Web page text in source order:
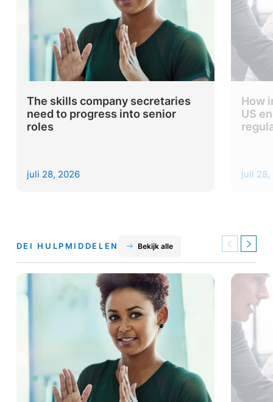
The skills company secretaries
need to progress into senior
roles
juli 28, 2026
How
US
juli 28,
DEI HULPMIDDELEN Bekijk alle Previous
Next